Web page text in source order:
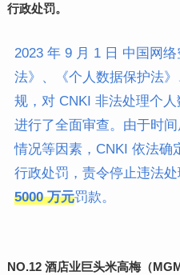
行政处罚。
2023 年 9 月 1 日 中国网
法》 、《个人数据保护法
规，对 CNKI 非法处理个
进行了全面审查。由于时
情况等因素，CNKI 依法确
行政处罚，责令停止违法
5000 万元罚款。
NO.12 酒店业巨头米高梅（